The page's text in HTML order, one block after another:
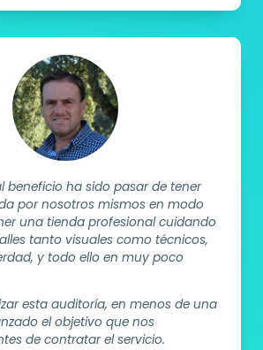
beneficio ha sido pasar de tener
por nosotros mismos en modo
una tienda profesional cuidando
tanto visuales como técnicos,
y todo ello en muy poco
esta auditoría, en menos de una
el objetivo que nos
de contratar el servicio.